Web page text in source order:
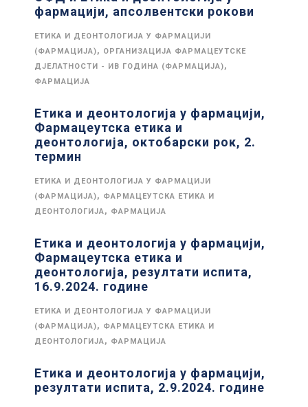
фармацији, апсолвентски рокови
ЕТИКА И ДЕОНТОЛОГИЈА У ФАРМАЦИЈИ
(ФАРМАЦИЈА), ОРГАНИЗАЦИЈА ФАРМАЦЕУТСКЕ
ДЈЕЛАТНОСТИ - ИВ ГОДИНА (ФАРМАЦИЈА),
ФАРМАЦИЈА
Етика и деонтологија у фармацији,
Фармацеутска етика и
деонтологија, октобарски рок, 2.
термин
ЕТИКА И ДЕОНТОЛОГИЈА У ФАРМАЦИЈИ
(ФАРМАЦИЈА), ФАРМАЦЕУТСКА ЕТИКА И
ДЕОНТОЛОГИЈА, ФАРМАЦИЈА
Етика и деонтологија у фармацији,
Фармацеутска етика и
деонтологија, резултати испита,
16.9.2024. године
ЕТИКА И ДЕОНТОЛОГИЈА У ФАРМАЦИЈИ
(ФАРМАЦИЈА), ФАРМАЦЕУТСКА ЕТИКА И
ДЕОНТОЛОГИЈА, ФАРМАЦИЈА
Етика и деонтологија у фармацији,
резултати испита, 2.9.2024. године